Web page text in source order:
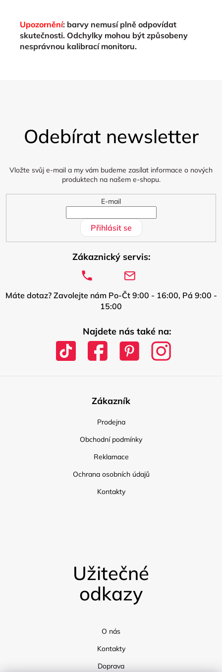
Upozornění: barvy nemusí plně odpovídat
skutečnosti. Odchylky mohou být způsobeny
nesprávnou kalibrací monitoru.
Odebírat newsletter
Vložte svůj e-mail a my vám budeme zasílat informace o nových
produktech na našem e-shopu.
E-mail
Přihlásit se
Zákaznický servis:
Máte dotaz? Zavolejte nám Po-Čt 9:00 - 16:00, Pá 9:00 -
15:00
Najdete nás také na:
Zákazník
Prodejna
Obchodní podmínky
Reklamace
Ochrana osobních údajů
Kontakty
Užitečné
odkazy
O nás
Kontakty
Doprava